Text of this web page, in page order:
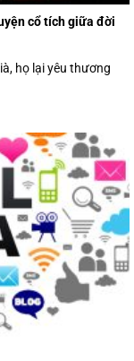
cổ tích giữa đời
họ lại yêu thương